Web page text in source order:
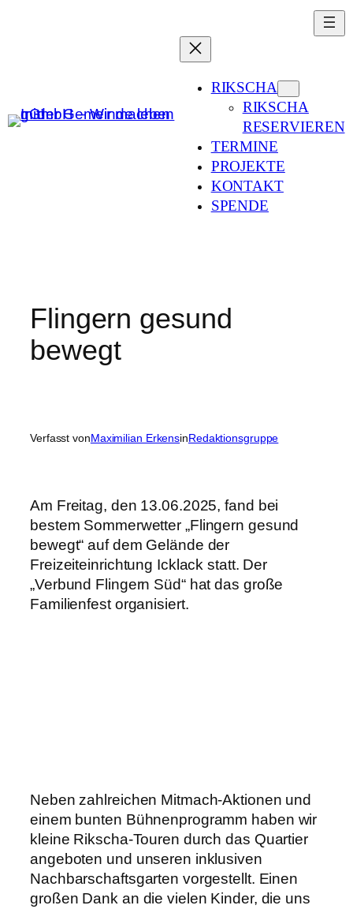
RIKSCHA
RIKSCHA
RESERVIEREN
TERMINE
PROJEKTE
KONTAKT
SPENDE
Flingern gesund
bewegt
Verfasst vonMaximilian ErkensinRedaktionsgruppe
Am Freitag, den 13.06.2025, fand bei
bestem Sommerwetter „Flingern gesund
bewegt“ auf dem Gelände der
Freizeiteinrichtung Icklack statt. Der
„Verbund Flingern Süd“ hat das große
Familienfest organisiert.
Neben zahlreichen Mitmach-Aktionen und
einem bunten Bühnenprogramm haben wir
kleine Rikscha-Touren durch das Quartier
angeboten und unseren inklusiven
Nachbarschaftsgarten vorgestellt. Einen
großen Dank an die vielen Kinder, die uns